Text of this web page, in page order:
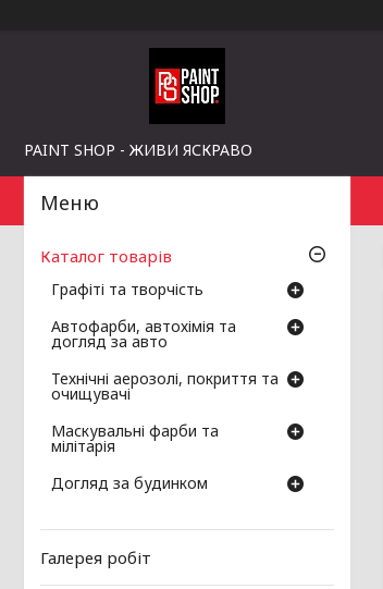
PAINT SHOP - ЖИВИ ЯСКРАВО
Каталог товарів
Графіті та творчість
Автофарби, автохімія та
догляд за авто
Технічні аерозолі, покриття та
очищувачі
Маскувальні фарби та
мілітарія
Догляд за будинком
Галерея робіт